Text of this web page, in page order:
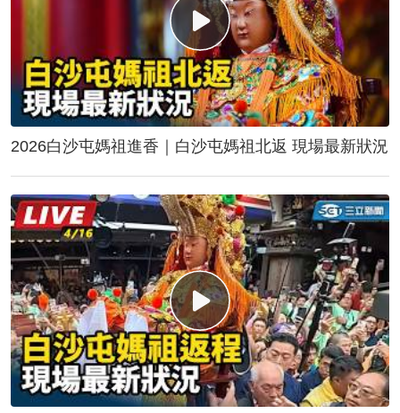
2026白沙屯媽祖進香｜白沙屯媽祖北返 現場最新狀況